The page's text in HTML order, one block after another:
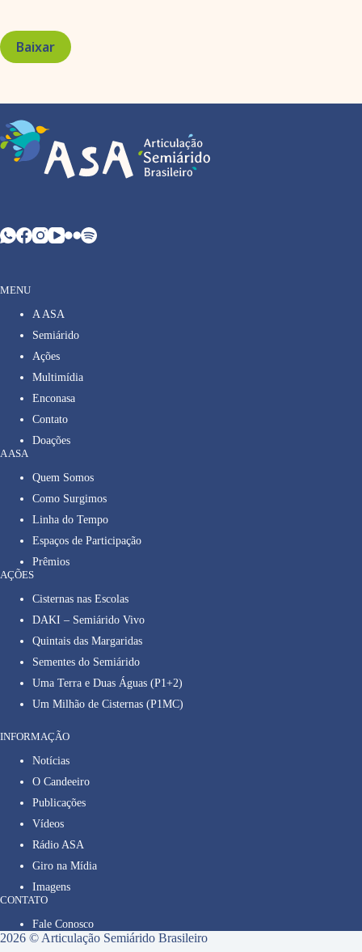
Baixar
MENU
A ASA
Semiárido
Ações
Multimídia
Enconasa
Contato
Doações
A ASA
Quem Somos
Como Surgimos
Linha do Tempo
Espaços de Participação
Prêmios
AÇÕES
Cisternas nas Escolas
DAKI – Semiárido Vivo
Quintais das Margaridas
Sementes do Semiárido
Uma Terra e Duas Águas (P1+2)
Um Milhão de Cisternas (P1MC)
INFORMAÇÃO
Notícias
O Candeeiro
Publicações
Vídeos
Rádio ASA
Giro na Mídia
Imagens
CONTATO
Fale Conosco
2026 © Articulação Semiárido Brasileiro